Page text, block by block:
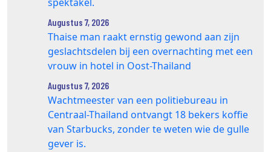
Augustus 7, 2026
Thaise man raakt ernstig gewond aan zijn
geslachtsdelen bij een overnachting met een
vrouw in hotel in Oost-Thailand
Augustus 7, 2026
Wachtmeester van een politiebureau in
Centraal-Thailand ontvangt 18 bekers koffie
van Starbucks, zonder te weten wie de gulle
gever is.